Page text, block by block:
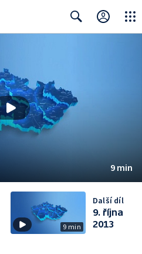
9 min
9 min
Další díl
9. října
2013